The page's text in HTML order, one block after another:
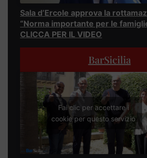
Sala d’Ercole approva la
“Norma importante per le
CLICCA PER IL VIDEO
BarSicilia
Fai clic per accettare i
cookie per questo servizio